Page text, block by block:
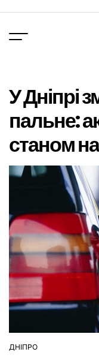
вмісту
У Дніпрі
пальне:
станом
ОПУБЛІКУВАТИ
ДНІПРО